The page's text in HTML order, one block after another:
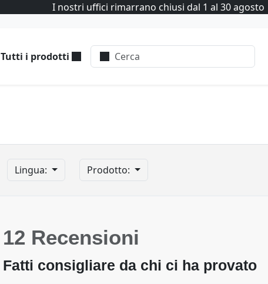
I nostri uffici rimarrano chiusi dal 1 al 30 agosto
Tutti i prodotti
Lingua: Prodotto:
12 Recensioni
Fatti consigliare da chi ci ha provato